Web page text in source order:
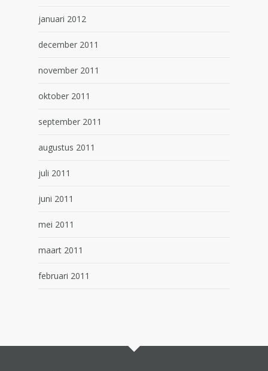
januari 2012
december 2011
november 2011
oktober 2011
september 2011
augustus 2011
juli 2011
juni 2011
mei 2011
maart 2011
februari 2011